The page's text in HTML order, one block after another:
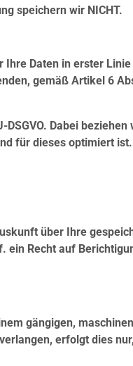
speichern wir NICHT.
Daten in erster
gemäß Artikel 6
Dabei beziehen
für dieses optimiert ist.
über Ihre
ein Recht auf
gängigen,
erfolgt dies